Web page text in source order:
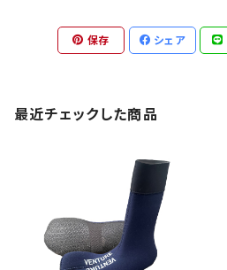
保存 シェア
最近チェックした商品